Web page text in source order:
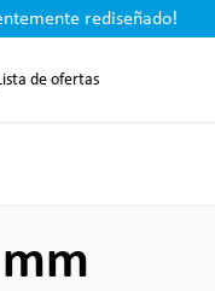
rediseñado!
de ofertas